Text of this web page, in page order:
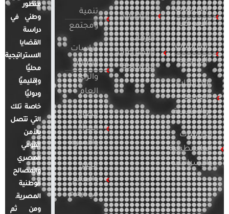
الدراسات
الأمريكية
الدراسات
الأوروبية
الدراسات
العربية
والإقليمية
الدراسات
الفلسطينية
والإسرائيلية
التطرف
الإرهاب
والصراعات
المسلحة
تنمية
ومجتمع
دراسات
الإعلام
والرأي
العام
قضايا
المرأة
والأسرة
مصر
والعالم
في أرقام
منظور
وطني في
دراسة
القضايا
الاستراتيجية
محليًا
وإقليميًا
ودوليًا
خاصة تلك
التي تتصل
بالأمن
القومي
المصري
والمصالح
الوطنية
المصرية.
ومن ثم